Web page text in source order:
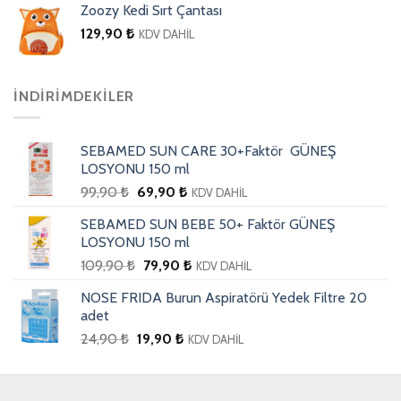
Zoozy Kedi Sırt Çantası
129,90 ₺ KDV DAHİL
İNDIRIMDEKILER
SEBAMED SUN CARE 30+Faktör GÜNEŞ
LOSYONU 150 ml
99,90₺ 69,90 ₺ KDV DAHİL
SEBAMED SUN BEBE 50+ Faktör GÜNEŞ
LOSYONU 150 ml
109,90₺ 79,90 ₺ KDV DAHİL
NOSE FRIDA Burun Aspiratörü Yedek Filtre 20
adet
24,90₺ 19,90 ₺ KDV DAHİL